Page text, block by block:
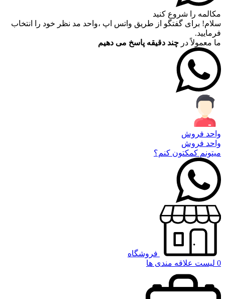
مکالمه را شروع کنید
سلام! برای گفتگو از طریق واتس اپ ،واحد مد نظر خود را انتخاب
فرمایید.
ما معمولاً در چند دقیقه پاسخ می دهیم
واحد فروش
واحد فروش
میتونم کمکتون کنم؟
فروشگاه
0 لیست علاقه مندی ها